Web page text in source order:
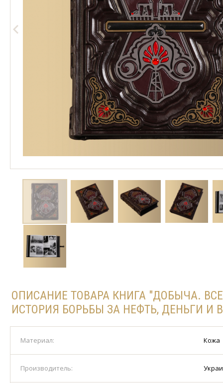
ОПИСАНИЕ ТОВАРА КНИГА "ДОБЫЧА.
ИСТОРИЯ БОРЬБЫ ЗА НЕФТЬ, ДЕНЬГИ И
Материал: Кожа
Производитель: